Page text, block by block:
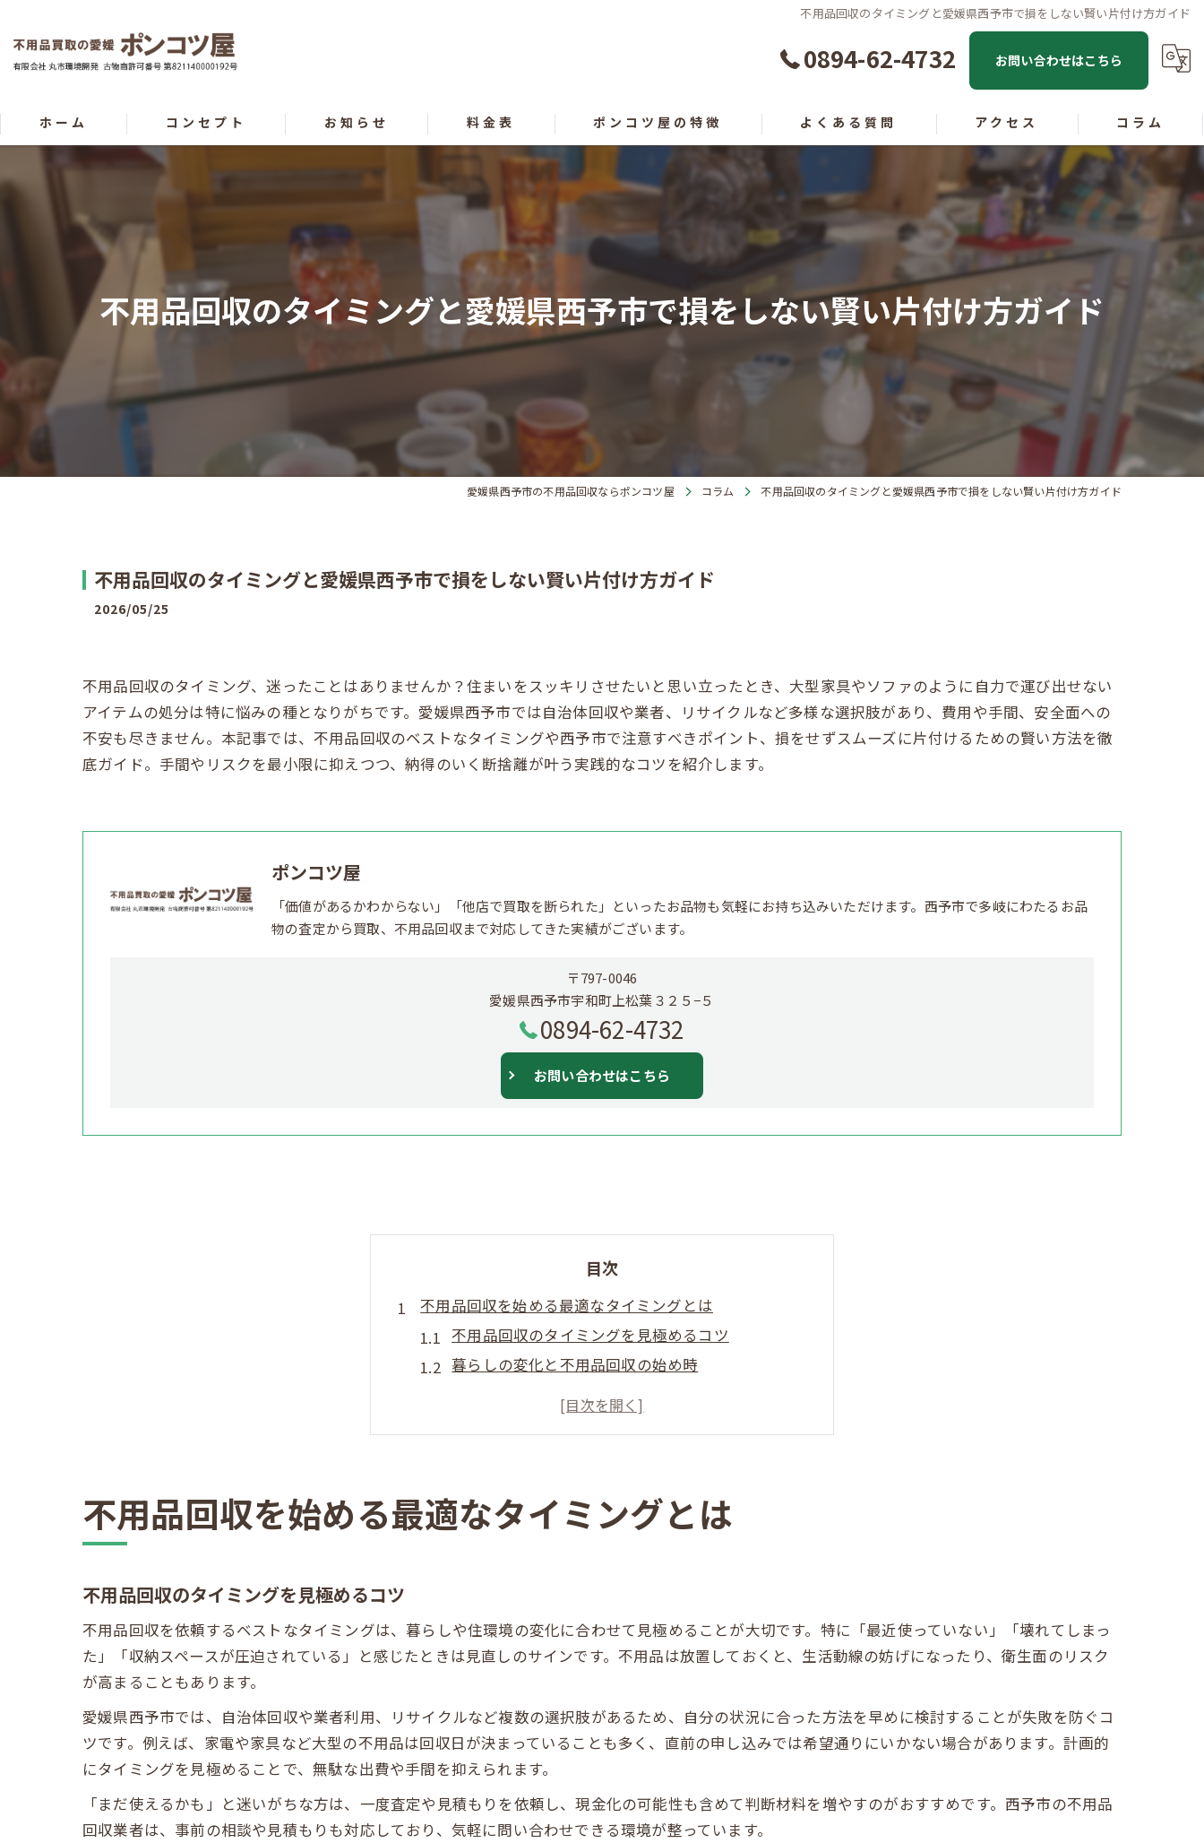
不用品回収のタイミングと愛媛県西予市で損をしない賢い片付け方ガイド
0894-62-4732 お問い合わせはこちら
ホーム コンセプト お知らせ 料金表 ポンコツ屋の特徴
買取
遺品整理
出張
愛媛の不用品回収
高知の不用品回収
よくある質問 アクセス コラム
不用品回収のタイミングと愛媛県西予市で損をしない賢い片付け方ガイド
愛媛県西予市の不用品回収ならポンコツ屋 コラム 不用品回収のタイミングと愛媛県西予市で損をしない賢い片付け方ガイド
不用品回収のタイミングと愛媛県西予市で損をしない賢い片付け方ガイド
2026/05/25
不用品回収のタイミング、迷ったことはありませんか？住まいをスッキリさせたいと思い立ったとき、大型家具やソファのように自力で運び出せない
アイテムの処分は特に悩みの種となりがちです。愛媛県西予市では自治体回収や業者、リサイクルなど多様な選択肢があり、費用や手間、安全面への
不安も尽きません。本記事では、不用品回収のベストなタイミングや西予市で注意すべきポイント、損をせずスムーズに片付けるための賢い方法を徹
底ガイド。手間やリスクを最小限に抑えつつ、納得のいく断捨離が叶う実践的なコツを紹介します。
ポンコツ屋
「価値があるかわからない」「他店で買取を断られた」といったお品物も気軽にお持ち込みいただけます。西予市で多岐にわたるお品
物の査定から買取、不用品回収まで対応してきた実績がございます。
〒797-0046
愛媛県西予市宇和町上松葉３２５−５
0894-62-4732
お問い合わせはこちら
目次
不用品回収を始める最適なタイミングとは
不用品回収のタイミングを見極めるコツ
暮らしの変化と不用品回収の始め時
引っ越しや模様替え時の不用品回収活用法
不用品回収で失敗しない片付け準備の流れ
不用品回収で追加費用を防ぐポイント
失敗しない不用品回収の依頼方法を伝授
見積もり時に確認すべき不用品回収の注意点
不用品回収業者がヤバいか見極める方法
トラブルを防ぐ不用品回収の依頼手順
不用品回収の予約から当日準備までの流れ
急ぎの処分に役立つ回収サービス活用術
不用品回収を始める最適なタイミングとは
不用品回収のタイミングを見極めるコツ
不用品回収を依頼するベストなタイミングは、暮らしや住環境の変化に合わせて見極めることが大切です。特に「最近使っていない」「壊れてしまっ
た」「収納スペースが圧迫されている」と感じたときは見直しのサインです。不用品は放置しておくと、生活動線の妨げになったり、衛生面のリスク
が高まることもあります。
愛媛県西予市では、自治体回収や業者利用、リサイクルなど複数の選択肢があるため、自分の状況に合った方法を早めに検討することが失敗を防ぐコ
ツです。例えば、家電や家具など大型の不用品は回収日が決まっていることも多く、直前の申し込みでは希望通りにいかない場合があります。計画的
にタイミングを見極めることで、無駄な出費や手間を抑えられます。
「まだ使えるかも」と迷いがちな方は、一度査定や見積もりを依頼し、現金化の可能性も含めて判断材料を増やすのがおすすめです。西予市の不用品
回収業者は、事前の相談や見積もりも対応しており、気軽に問い合わせできる環境が整っています。